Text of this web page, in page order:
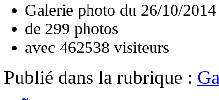
Galerie photo du 26/10/2014
de 299 photos
avec 462538 visiteurs
Publié dans la rubrique :